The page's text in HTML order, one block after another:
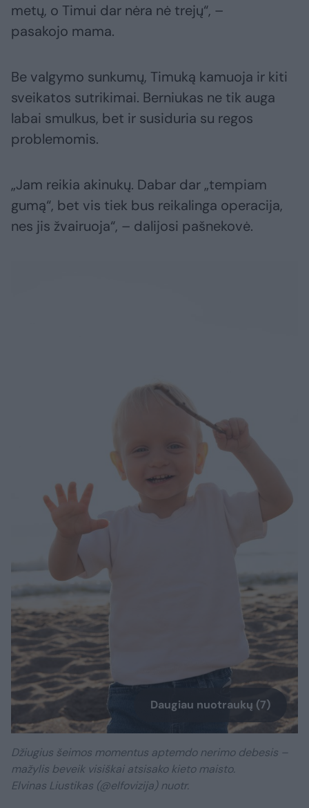
metų, o Timui dar nėra nė trejų“, –
pasakojo mama.
Be valgymo sunkumų, Timuką kamuoja ir kiti
sveikatos sutrikimai. Berniukas ne tik auga
labai smulkus, bet ir susiduria su regos
problemomis.
„Jam reikia akinukų. Dabar dar „tempiam
gumą“, bet vis tiek bus reikalinga operacija,
nes jis žvairuoja“, – dalijosi pašnekovė.
Daugiau nuotraukų (7)
Džiugius šeimos momentus aptemdo nerimo debesis –
mažylis beveik visiškai atsisako kieto maisto.
Elvinas Liustikas (@elfovizija) nuotr.